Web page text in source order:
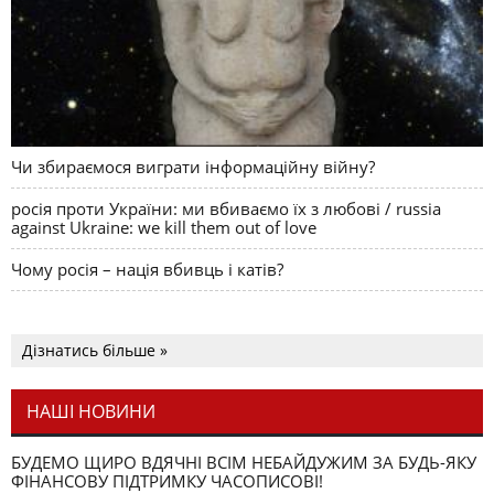
Чи збираємося виграти інформаційну війну?
росія проти України: ми вбиваємо їх з любові / russia
against Ukraine: we kill them out of love
Чому росія – нація вбивць і катів?
Дізнатись більше »
НАШІ НОВИНИ
БУДЕМО ЩИРО ВДЯЧНІ ВСІМ НЕБАЙДУЖИМ ЗА БУДЬ-ЯКУ
ФІНАНСОВУ ПІДТРИМКУ ЧАСОПИСОВІ!